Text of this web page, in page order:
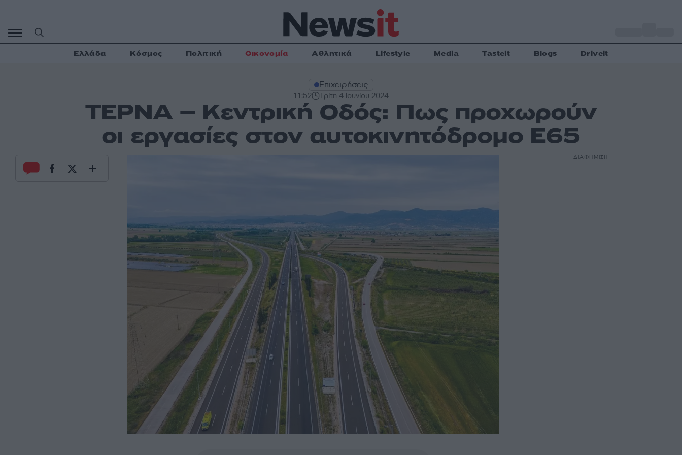
περιεχόμενο
Ελλάδα Κόσμος Πολιτική Οικονομία Αθλητικά Lifestyle Media Tasteit Blogs Driveit
Επιχειρήσεις
11:52 Τρίτη 4 Ιουνίου 2024
ΤΕΡΝΑ – Κεντρική Οδός: Πως προχωρούν
οι εργασίες στον αυτοκινητόδρομο Ε65
ΔΙΑΦΗΜΙΣΗ